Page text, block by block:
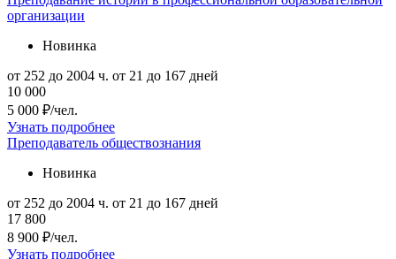
организации
Новинка
от 252 до 2004 ч. от 21 до 167 дней
10 000
5 000 ₽/чел.
Узнать подробнее
Преподаватель обществознания
Новинка
от 252 до 2004 ч. от 21 до 167 дней
17 800
8 900 ₽/чел.
Узнать подробнее